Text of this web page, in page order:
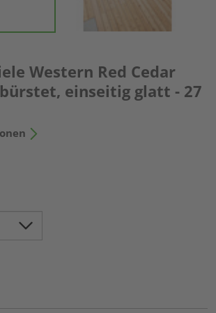
Western Red Cedar
einseitig glatt - 27